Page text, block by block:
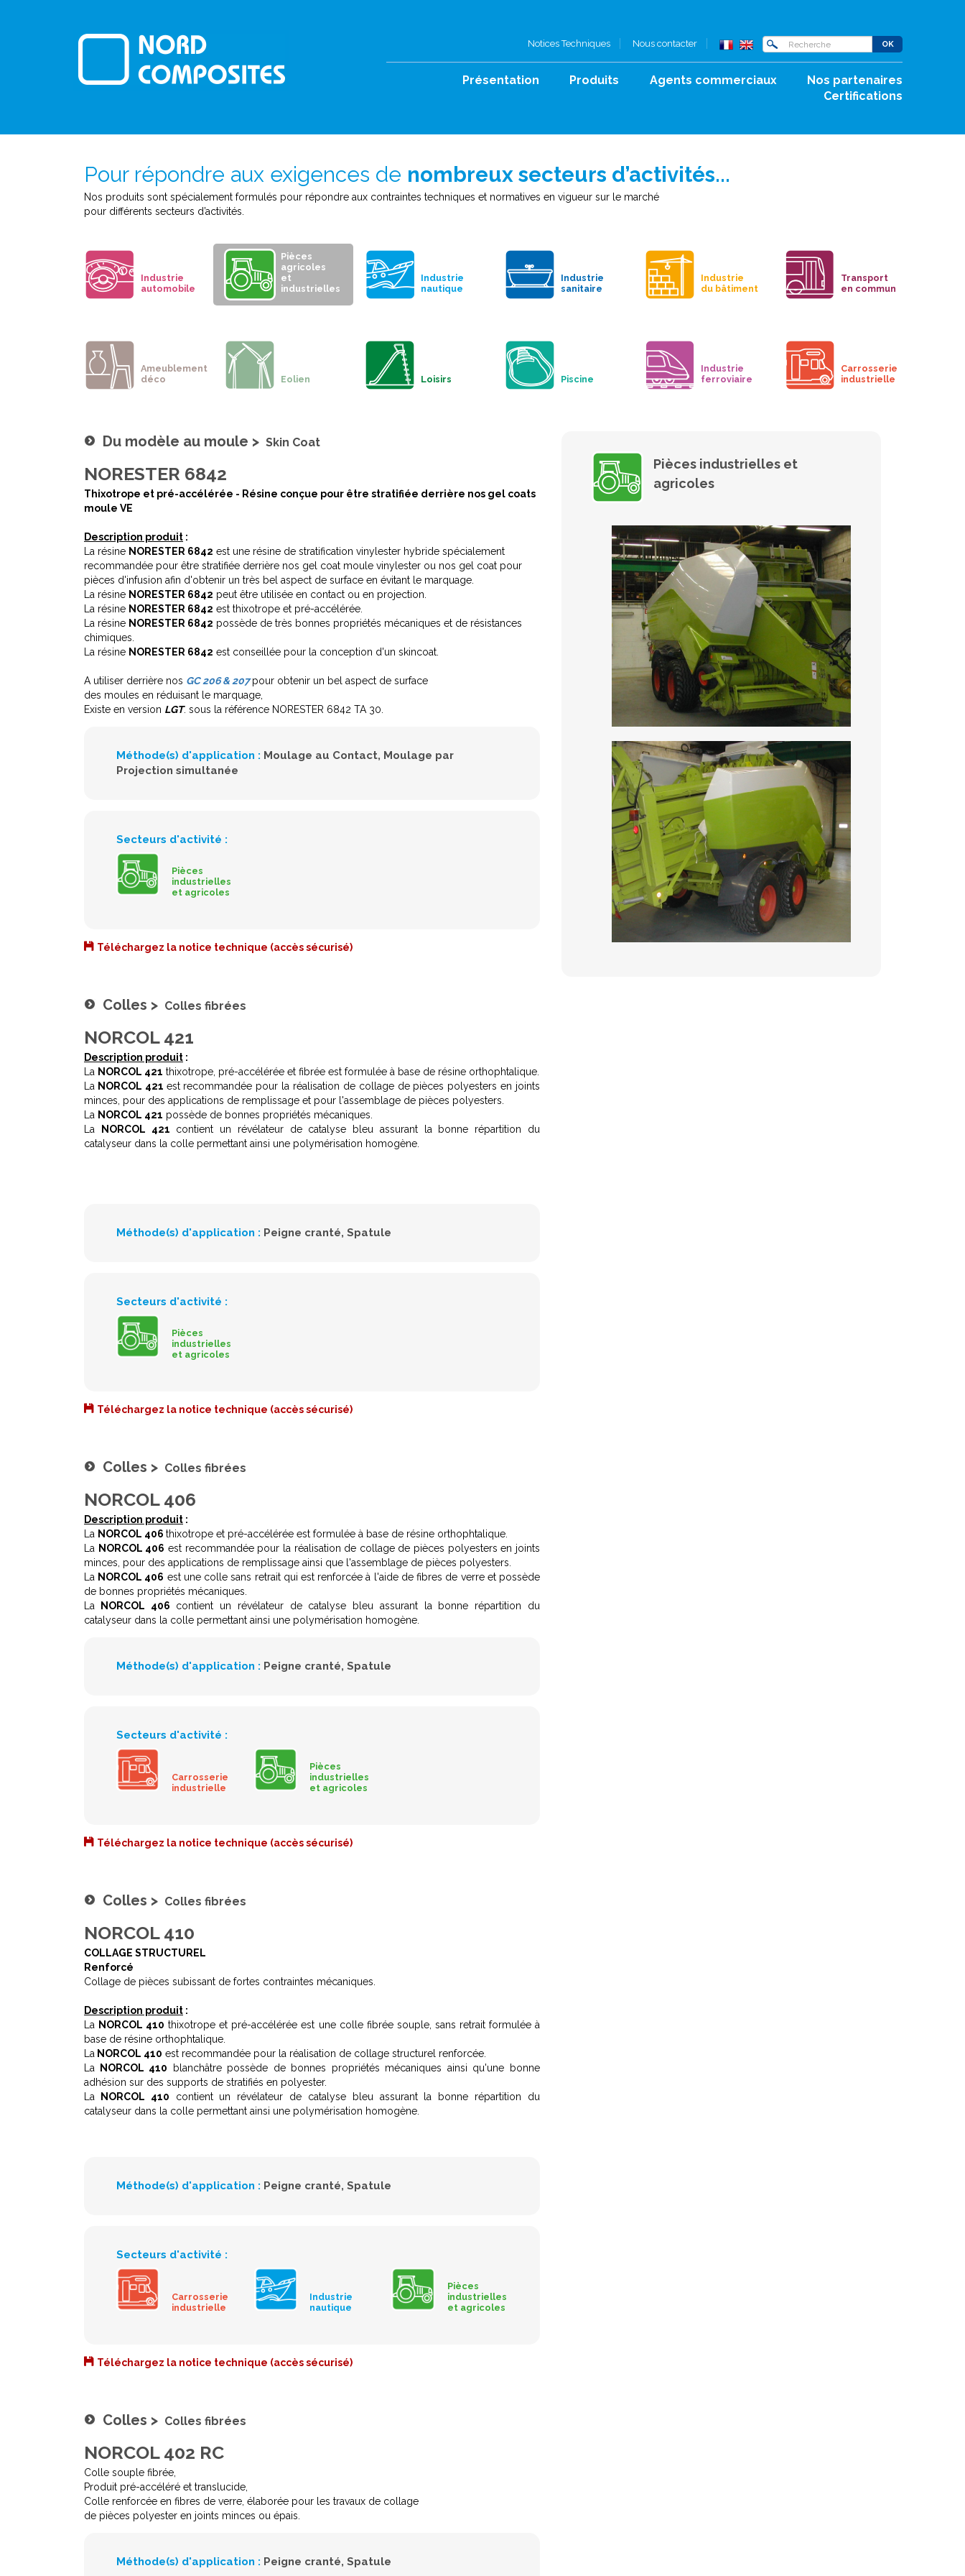
Notices Techniques Nous contacter
Présentation Produits Agents commerciaux
Nos partenaires
Certifications
Pour répondre aux exigences de nombreux secteurs d’activités...
Nos produits sont spécialement formulés pour répondre aux contraintes techniques et normatives en vigueur sur le marché
pour différents secteurs d’activités.
Industrie
automobile
Pièces
agricoles
et
industrielles
Industrie
nautique
Industrie
sanitaire
Industrie
du bâtiment
Transport
en commun
Ameublement
déco
Eolien Loisirs Piscine
Industrie
ferroviaire
Carrosserie
industrielle
Du modèle au moule > Skin Coat
NORESTER 6842
Thixotrope et pré-accélérée - Résine conçue pour être stratifiée derrière nos gel coats
moule VE
Description produit :
La résine NORESTER 6842 est une résine de stratification vinylester hybride spécialement
recommandée pour être stratifiée derrière nos gel coat moule vinylester ou nos gel coat pour
pièces d'infusion afin d'obtenir un très bel aspect de surface en évitant le marquage.
La résine NORESTER 6842 peut être utilisée en contact ou en projection.
La résine NORESTER 6842 est thixotrope et pré-accélérée.
La résine NORESTER 6842 possède de très bonnes propriétés mécaniques et de résistances
chimiques.
La résine NORESTER 6842 est conseillée pour la conception d'un skincoat.
A utiliser derrière nos GC 206 & 207 pour obtenir un bel aspect de surface
des moules en réduisant le marquage,
Existe en version LGT. sous la référence NORESTER 6842 TA 30.
Méthode(s) d'application : Moulage au Contact Moulage par
Projection simultanée
Secteurs d'activité :
Pièces
industrielles
et agricoles
Téléchargez la notice technique (accès sécurisé)
Colles > Colles fibrées
NORCOL 421
Description produit :
La NORCOL 421 thixotrope, pré-accélérée et fibrée est formulée à base de résine orthophtalique.
La NORCOL 421 est recommandée pour la réalisation de collage de pièces polyesters en joints
minces, pour des applications de remplissage et pour l'assemblage de pièces polyesters.
La NORCOL 421 possède de bonnes propriétés mécaniques.
La
NORCOL 421 contient un révélateur de catalyse bleu assurant la bonne répartition du
catalyseur dans la colle permettant ainsi une polymérisation homogène.
Méthode(s) d'application : Peigne cranté Spatule
Secteurs d'activité :
Pièces
industrielles
et agricoles
Téléchargez la notice technique (accès sécurisé)
Colles > Colles fibrées
NORCOL 406
Description produit :
La NORCOL 406 thixotrope et pré-accélérée est formulée à base de résine orthophtalique.
La NORCOL 406 est recommandée pour la réalisation de collage de pièces polyesters en joints
minces, pour des applications de remplissage ainsi que l'assemblage de pièces polyesters.
La NORCOL 406 est une colle sans retrait qui est renforcée à l'aide de fibres de verre et possède
de bonnes propriétés mécaniques.
La NORCOL 406 contient un révélateur de catalyse bleu assurant la bonne répartition du
catalyseur dans la colle permettant ainsi une polymérisation homogène.
Méthode(s) d'application : Peigne cranté Spatule
Secteurs d'activité :
Carrosserie
industrielle
Pièces
industrielles
et agricoles
Téléchargez la notice technique (accès sécurisé)
Colles > Colles fibrées
NORCOL 410
COLLAGE STRUCTUREL
Renforcé
Collage de pièces subissant de fortes contraintes mécaniques.
Description produit :
La NORCOL 410 thixotrope et pré-accélérée est une colle fibrée souple, sans retrait formulée à
base de résine orthophtalique.
La NORCOL 410 est recommandée pour la réalisation de collage structurel renforcée.
La NORCOL 410 blanchâtre possède de bonnes propriétés mécaniques ainsi qu'une bonne
adhésion sur des supports de stratifiés en polyester.
La NORCOL 410 contient un révélateur de catalyse bleu assurant la bonne répartition du
catalyseur dans la colle permettant ainsi une polymérisation homogène.
Méthode(s) d'application : Peigne cranté Spatule
Secteurs d'activité :
Carrosserie
industrielle
Industrie
nautique
Pièces
industrielles
et agricoles
Téléchargez la notice technique (accès sécurisé)
Colles > Colles fibrées
NORCOL 402 RC
Colle souple fibrée,
Produit pré-accéléré et translucide,
Colle renforcée en fibres de verre, élaborée pour les travaux de collage
de pièces polyester en joints minces ou épais.
Méthode(s) d'application : Peigne cranté Spatule
Pièces industrielles et
agricoles